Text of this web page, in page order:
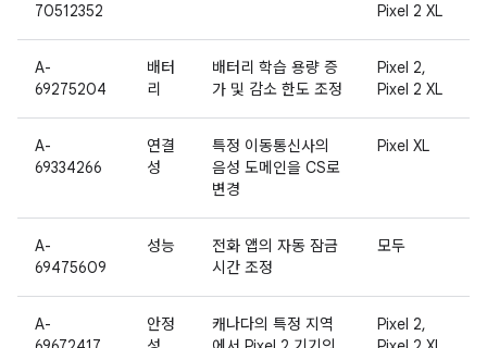
70512352
Pixel 2 XL
A-
69275204
배터
리
배터리 학습 용량 증
가 및 감소 한도 조정
Pixel 2,
Pixel 2 XL
A-
69334266
연결
성
특정 이동통신사의
음성 도메인을 CS로
변경
Pixel XL
A-
69475609
성능
전화 앱의 자동 잠금
시간 조정
모두
A-
안정
캐나다의 특정 지역
Pixel 2,